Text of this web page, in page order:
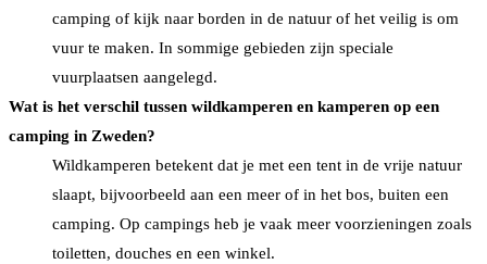
camping of kijk naar borden in de natuur of het veilig is om
vuur te maken. In sommige gebieden zijn speciale
vuurplaatsen aangelegd.
Wat is het verschil tussen wildkamperen en kamperen op een
camping in Zweden?
Wildkamperen betekent dat je met een tent in de vrije natuur
slaapt, bijvoorbeeld aan een meer of in het bos, buiten een
camping. Op campings heb je vaak meer voorzieningen zoals
toiletten, douches en een winkel.